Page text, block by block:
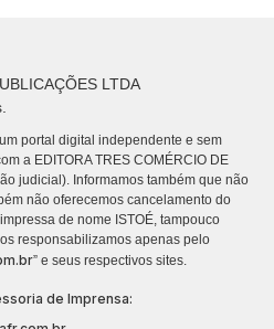
LTDA
portal digital independente e sem
a EDITORA TRES COMÉRCIO DE
judicial). Informamos também que não
não oferecemos cancelamento do
de nome ISTOÉ, tampouco
responsabilizamos apenas pelo
” e seus respectivos sites.
de Imprensa: